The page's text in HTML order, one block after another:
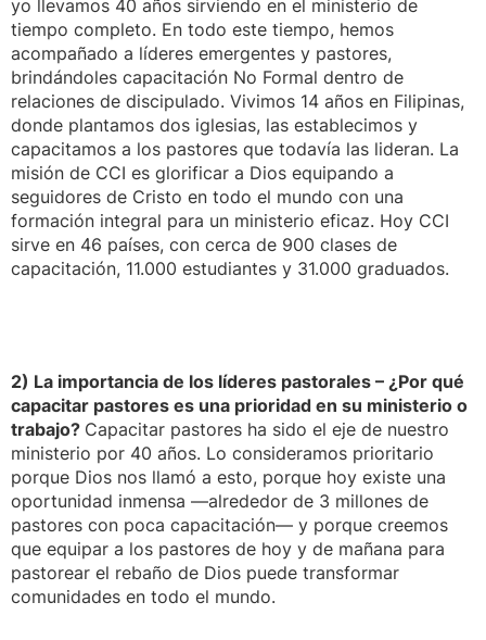
yo llevamos 40 años sirviendo en el ministerio de
tiempo completo. En todo este tiempo, hemos
acompañado a líderes emergentes y pastores,
brindándoles capacitación No Formal dentro de
relaciones de discipulado. Vivimos 14 años en Filipinas,
donde plantamos dos iglesias, las establecimos y
capacitamos a los pastores que todavía las lideran. La
misión de CCI es glorificar a Dios equipando a
seguidores de Cristo en todo el mundo con una
formación integral para un ministerio eficaz. Hoy CCI
sirve en 46 países, con cerca de 900 clases de
capacitación, 11.000 estudiantes y 31.000 graduados.
2) La importancia de los líderes pastorales – ¿Por qué
capacitar pastores es una prioridad en su ministerio o
trabajo? Capacitar pastores ha sido el eje de nuestro
ministerio por 40 años. Lo consideramos prioritario
porque Dios nos llamó a esto, porque hoy existe una
oportunidad inmensa —alrededor de 3 millones de
pastores con poca capacitación— y porque creemos
que equipar a los pastores de hoy y de mañana para
pastorear el rebaño de Dios puede transformar
comunidades en todo el mundo.